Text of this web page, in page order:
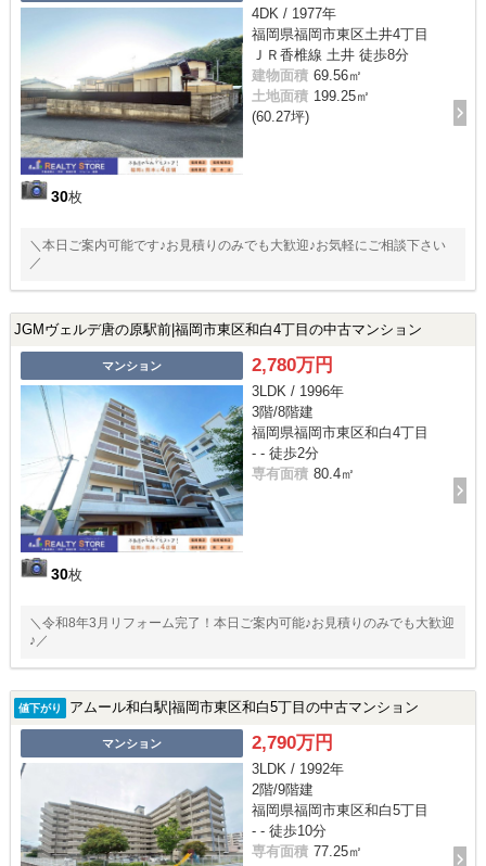
30枚
4DK / 1977年
福岡県福岡市東区土井4丁目
ＪＲ香椎線 土井 徒歩8分
建物面積 69.56㎡
土地面積 199.25㎡
(60.27坪)
＼本日ご案内可能です♪お見積りのみでも大歓迎♪お気軽にご相談下さい
／
JGMヴェルデ唐の原駅前|福岡市東区和白4丁目の中古マンション
マンション
30枚
2,780万円
3LDK / 1996年
3階/8階建
福岡県福岡市東区和白4丁目
- - 徒歩2分
専有面積 80.4㎡
＼令和8年3月リフォーム完了！本日ご案内可能♪お見積りのみでも大歓迎
♪／
値下がり アムール和白駅|福岡市東区和白5丁目の中古マンション
マンション 2,790万円
3LDK / 1992年
2階/9階建
福岡県福岡市東区和白5丁目
- - 徒歩10分
専有面積 77.25㎡